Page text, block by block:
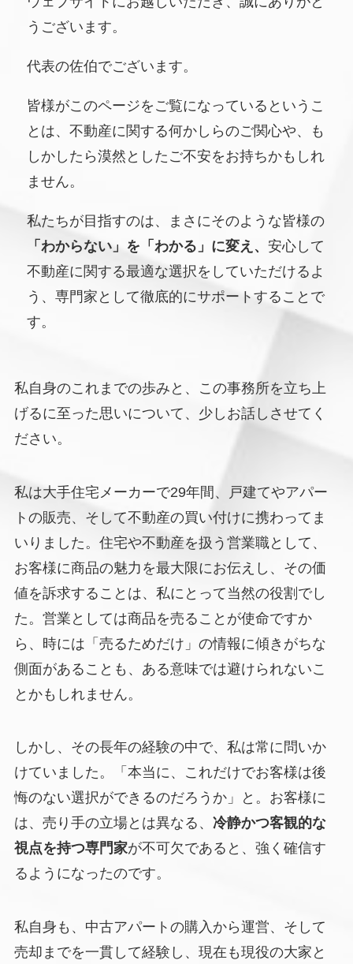
うございます。
代表の佐伯でございます。
皆様がこのページをご覧になっているというこ
とは、不動産に関する何かしらのご関心や、も
しかしたら漠然としたご不安をお持ちかもしれ
ません。
私たちが目指すのは、まさにそのような皆様の
「わからない」を「わかる」に変え、安心して
不動産に関する最適な選択をしていただけるよ
う、専門家として徹底的にサポートすることで
す。
私自身のこれまでの歩みと、この事務所を立ち上
げるに至った思いについて、少しお話しさせてく
ださい。
私は大手住宅メーカーで29年間、戸建てやアパー
トの販売、そして不動産の買い付けに携わってま
いりました。住宅や不動産を扱う営業職として、
お客様に商品の魅力を最大限にお伝えし、その価
値を訴求することは、私にとって当然の役割でし
た。営業としては商品を売ることが使命ですか
ら、時には「売るためだけ」の情報に傾きがちな
側面があることも、ある意味では避けられないこ
とかもしれません。
しかし、その長年の経験の中で、私は常に問いか
けていました。「本当に、これだけでお客様は後
悔のない選択ができるのだろうか」と。お客様に
は、売り手の立場とは異なる、 冷静かつ客観的な
視点を持つ専門家が不可欠であると、強く確信す
るようになったのです。
私自身も、中古アパートの購入から運営、そして
売却までを一貫して経験し、現在も現役の大家と